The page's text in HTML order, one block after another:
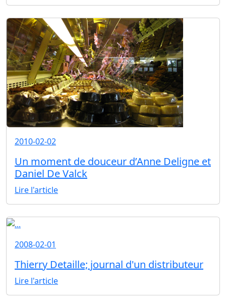
2010-02-02
Un moment de douceur d’Anne Deligne et
Daniel De Valck
Lire l'article
2008-02-01
Thierry Detaille; journal d'un distributeur
Lire l'article